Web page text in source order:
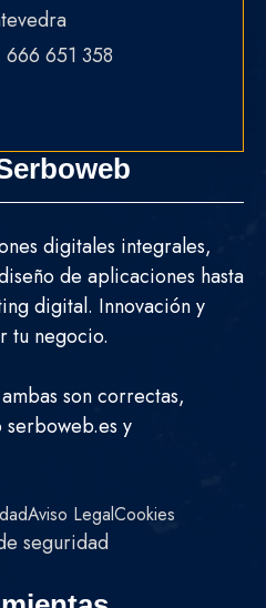
digitales integrales,
de aplicaciones hasta
digital. Innovación y
tu negocio.
son correctas,
y
Aviso LegalCookies
seguridad
666 651 358